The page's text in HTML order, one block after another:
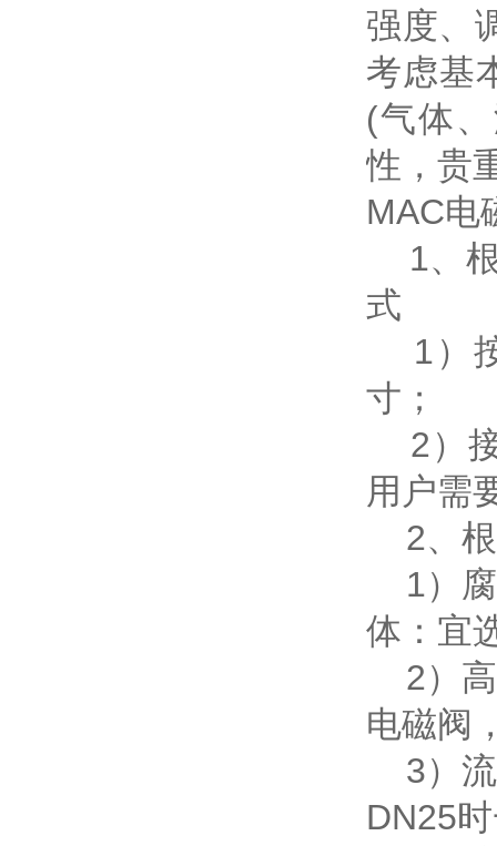
强度、
考虑基
(气体
性，贵
MAC电
1、根
式
1）按
寸；
2）接
用户需
2、根
1）腐
体：宜
2）高
电磁阀
3）流
DN25